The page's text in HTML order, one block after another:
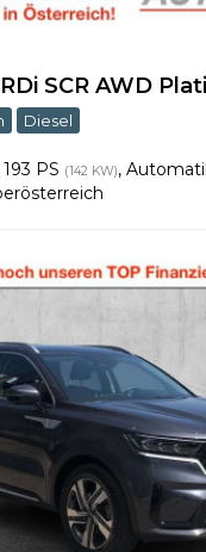
SCR AWD
Diesel
193 PS (142 KW),